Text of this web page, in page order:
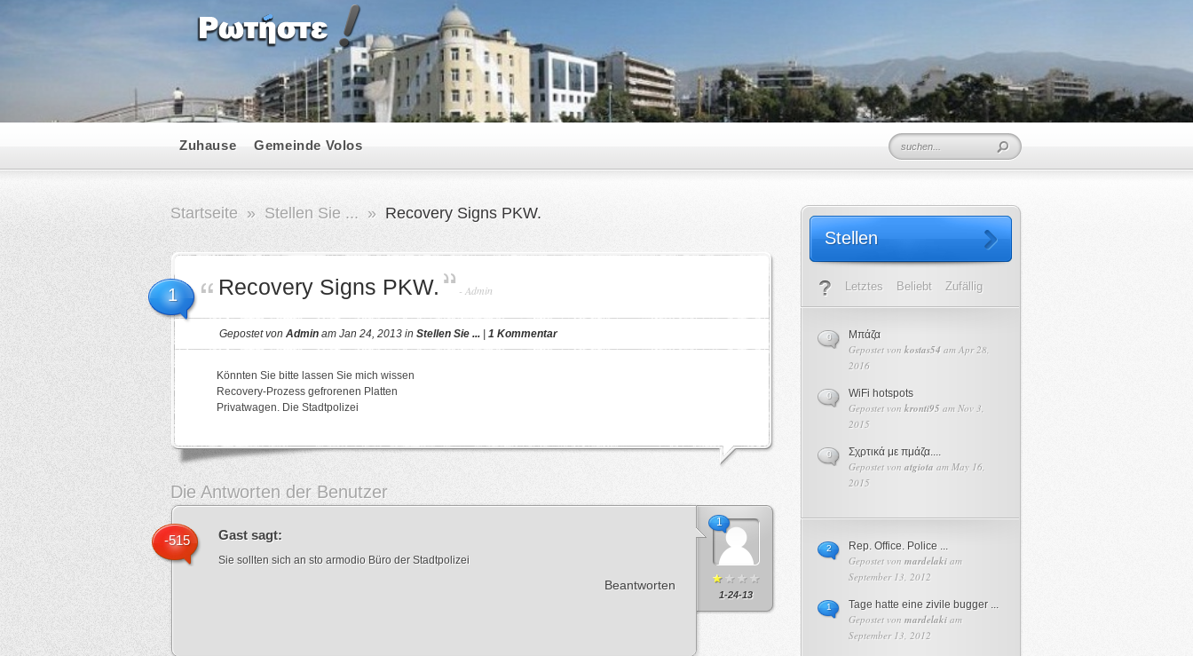
Zuhause Gemeinde Volos
Startseite » Stellen Sie ... » Recovery Signs PKW.
1 Recovery Signs PKW. - Admin
Gepostet von Admin am Jan 24, 2013 in Stellen Sie ... 1 Kommentar
Könnten Sie bitte lassen Sie mich wissen
Recovery-Prozess gefrorenen Platten
Privatwagen. Die Stadtpolizei
Die Antworten der Benutzer
1
1-24-13
Gast sagt:
Sie sollten sich an sto armodio Büro der Stadtpolizei
Beantworten
-515
Stellen
Letztes Beliebt Zufällig
Μπάζα
Gepostet von kostas54 am Apr 28,
2016
0
WiFi hotspots
Gepostet von kronti95 am Nov 3,
2015
0
Σχρτικά με πμάζα....
Gepostet von atgiota am May 16,
2015
0
Rep. Office. Police ...
Gepostet von mardelaki am
September 13, 2012
2
Tage hatte eine zivile bugger ...
Gepostet von mardelaki am
September 13, 2012
1